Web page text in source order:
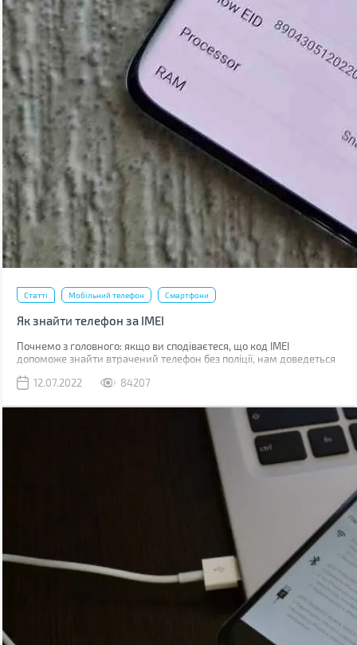
Статті Мобільний телефон Смартфони
Як знайти телефон за IMEI
Почнемо з головного: якщо ви сподіваєтеся, що код IMEI
допоможе знайти втрачений телефон без поліції, нам доведеться
допоможе абсолютно. Якщо його вкрали, IMEI слід повідомити
12.07.2022 84207